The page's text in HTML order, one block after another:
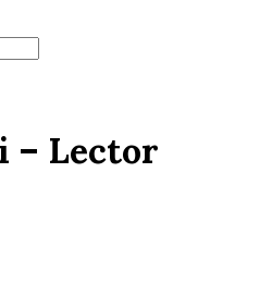
– Lector